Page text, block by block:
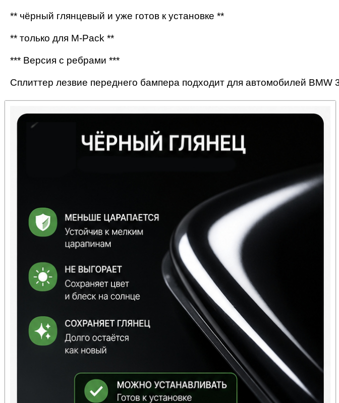
** чёрный глянцевый и уже готов к установке **
** только для M-Pack **
*** Версия с ребрами ***
Сплиттер лезвие переднего бампера подходит для автомобилей